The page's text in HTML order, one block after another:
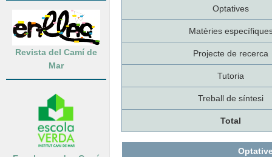
Revista del Camí de
Mar
Optatives
Matèries
Projecte de recerca
Tutoria
Treball de síntesi
Total